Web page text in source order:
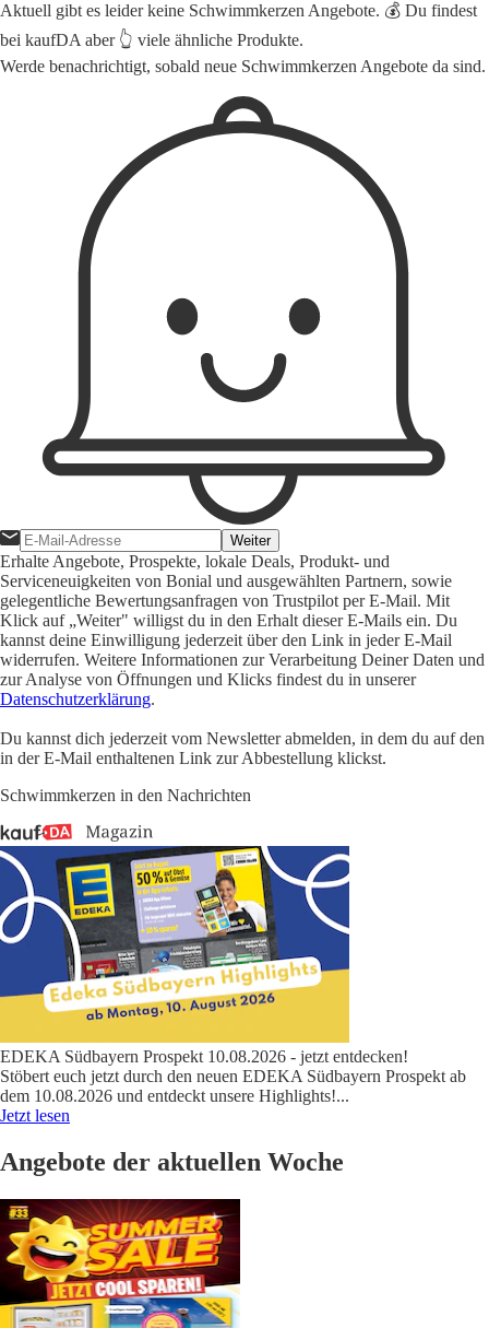
Aktuell gibt es leider keine Schwimmkerzen Angebote. 💰 Du findest
bei kaufDA aber 👆 viele ähnliche Produkte.
Werde benachrichtigt, sobald neue Schwimmkerzen Angebote da sind.
Weiter
Erhalte Angebote, Prospekte, lokale Deals, Produkt- und
Serviceneuigkeiten von Bonial und ausgewählten Partnern, sowie
gelegentliche Bewertungsanfragen von Trustpilot per E-Mail. Mit
Klick auf „Weiter" willigst du in den Erhalt dieser E-Mails ein. Du
kannst deine Einwilligung jederzeit über den Link in jeder E-Mail
widerrufen. Weitere Informationen zur Verarbeitung Deiner Daten und
zur Analyse von Öffnungen und Klicks findest du in unserer
Datenschutzerklärung.
Du kannst dich jederzeit vom Newsletter abmelden, in dem du auf den
in der E-Mail enthaltenen Link zur Abbestellung klickst.
Schwimmkerzen in den Nachrichten
EDEKA Südbayern Prospekt 10.08.2026 - jetzt entdecken!
Stöbert euch jetzt durch den neuen EDEKA Südbayern Prospekt ab
dem 10.08.2026 und entdeckt unsere Highlights!...
Jetzt lesen
Angebote der aktuellen Woche